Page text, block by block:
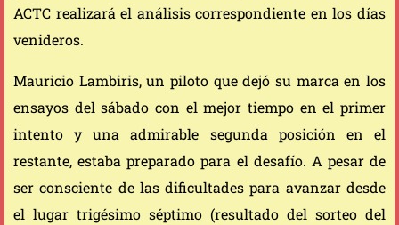
ACTC realizará el análisis correspondiente en los días
venideros.
Mauricio Lambiris, un piloto que dejó su marca en los
ensayos del sábado con el mejor tiempo en el primer
intento y una admirable segunda posición en el
restante, estaba preparado para el desafío. A pesar de
ser consciente de las dificultades para avanzar desde
el lugar trigésimo séptimo (resultado del sorteo del